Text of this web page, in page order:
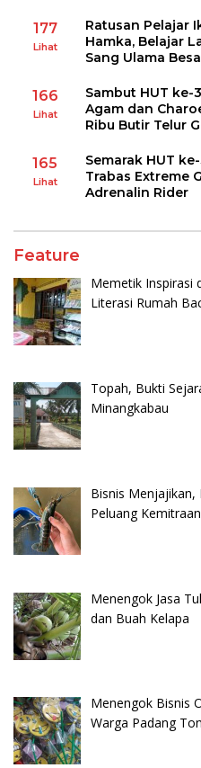
177
Lihat
Ratusan Pelajar
Hamka, Belajar
Sang Ulama
166
Lihat
Sambut HUT ke-
Agam dan
Ribu Butir Telur
165
Lihat
Semarak HUT
Trabas Extreme
Adrenalin Rider
Feature
Memetik Inspirasi
Literasi Rumah
Topah, Bukti
Minangkabau
Bisnis Menjajikan,
Peluang
Menengok Jasa
dan Buah Kelapa
Menengok Bisnis
Warga Padang